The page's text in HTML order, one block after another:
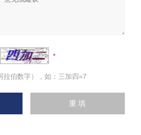
拉伯数字），如：三加四=7